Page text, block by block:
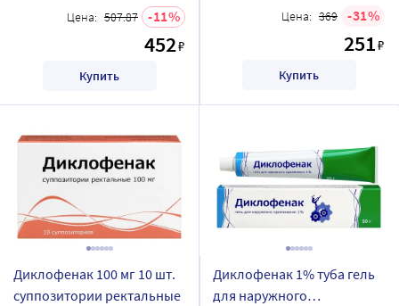
Цена: 507.87 11
452₽
Купить
Цена: 369 31
251₽
Купить
Диклофенак 100 мг 10 шт.
суппозитории ректальные
Диклофенак 1% туба гель
для наружного